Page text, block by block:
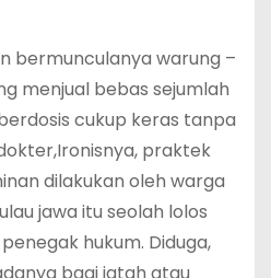
bermunculanya warung –
menjual bebas sejumlah
cukup keras tanpa
praktek
dilakukan oleh warga
jawa itu seolah lolos
hukum. Diduga,